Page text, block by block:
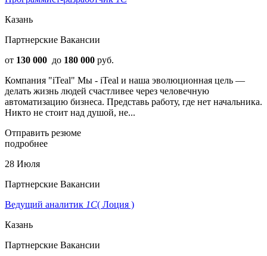
Казань
Партнерские Вакансии
от 130 000 до 180 000 руб.
Компания "iTeal" Мы - iTeal и наша эволюционная цель —
делать жизнь людей счастливее через человечную
автоматизацию бизнеса. Представь работу, где нет начальника.
Никто не стоит над душой, не...
Отправить резюме
подробнее
28 Июля
Партнерские Вакансии
Ведущий аналитик 1С( Лоция )
Казань
Партнерские Вакансии